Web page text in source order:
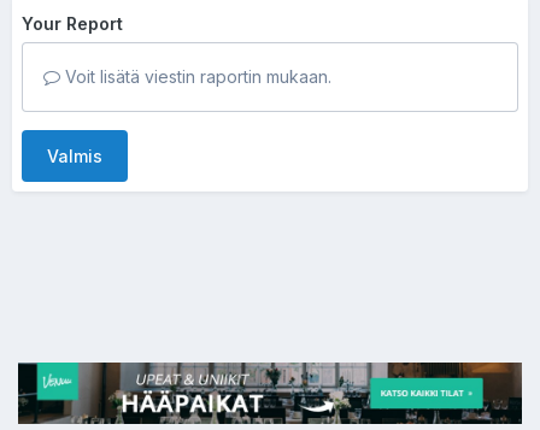
Your Report
Voit lisätä viestin raportin mukaan.
Valmis